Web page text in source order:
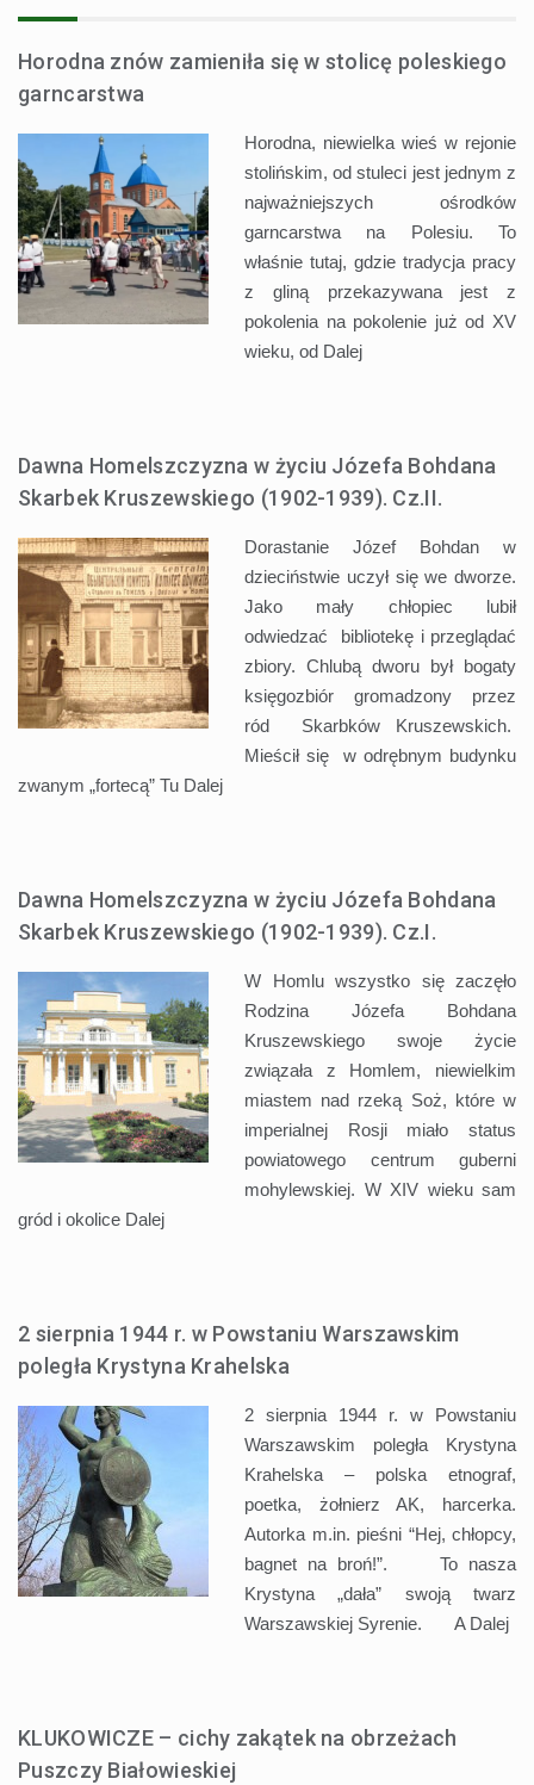
Horodna znów zamieniła się w stolicę poleskiego
garncarstwa
Horodna, niewielka wieś w rejonie
stolińskim, od stuleci jest jednym z
najważniejszych ośrodków
garncarstwa na Polesiu. To
właśnie tutaj, gdzie tradycja pracy
z gliną przekazywana jest z
pokolenia na pokolenie już od XV
wieku, od Dalej
Dawna Homelszczyzna w życiu Józefa Bohdana
Skarbek Kruszewskiego (1902-1939). Cz.II.
Dorastanie Józef Bohdan w
dzieciństwie uczył się we dworze.
Jako mały chłopiec lubił
odwiedzać bibliotekę i przeglądać
zbiory. Chlubą dworu był bogaty
księgozbiór gromadzony przez
ród Skarbków Kruszewskich.
Mieścił się w odrębnym budynku
zwanym „fortecą” Tu Dalej
Dawna Homelszczyzna w życiu Józefa Bohdana
Skarbek Kruszewskiego (1902-1939). Cz.I.
W Homlu wszystko się zaczęło
Rodzina Józefa Bohdana
Kruszewskiego swoje życie
związała z Homlem, niewielkim
miastem nad rzeką Soż, które w
imperialnej Rosji miało status
powiatowego centrum guberni
mohylewskiej. W XIV wieku sam
gród i okolice Dalej
2 sierpnia 1944 r. w Powstaniu Warszawskim
poległa Krystyna Krahelska
2 sierpnia 1944 r. w Powstaniu
Warszawskim poległa Krystyna
Krahelska – polska etnograf,
poetka, żołnierz AK, harcerka.
Autorka m.in. pieśni “Hej, chłopcy,
bagnet na broń!”. To nasza
Krystyna „dała” swoją twarz
Warszawskiej Syrenie. A Dalej
KLUKOWICZE – cichy zakątek na obrzeżach
Puszczy Białowieskiej